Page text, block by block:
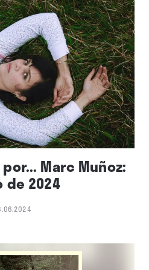
Marc Muñoz:
de 2024